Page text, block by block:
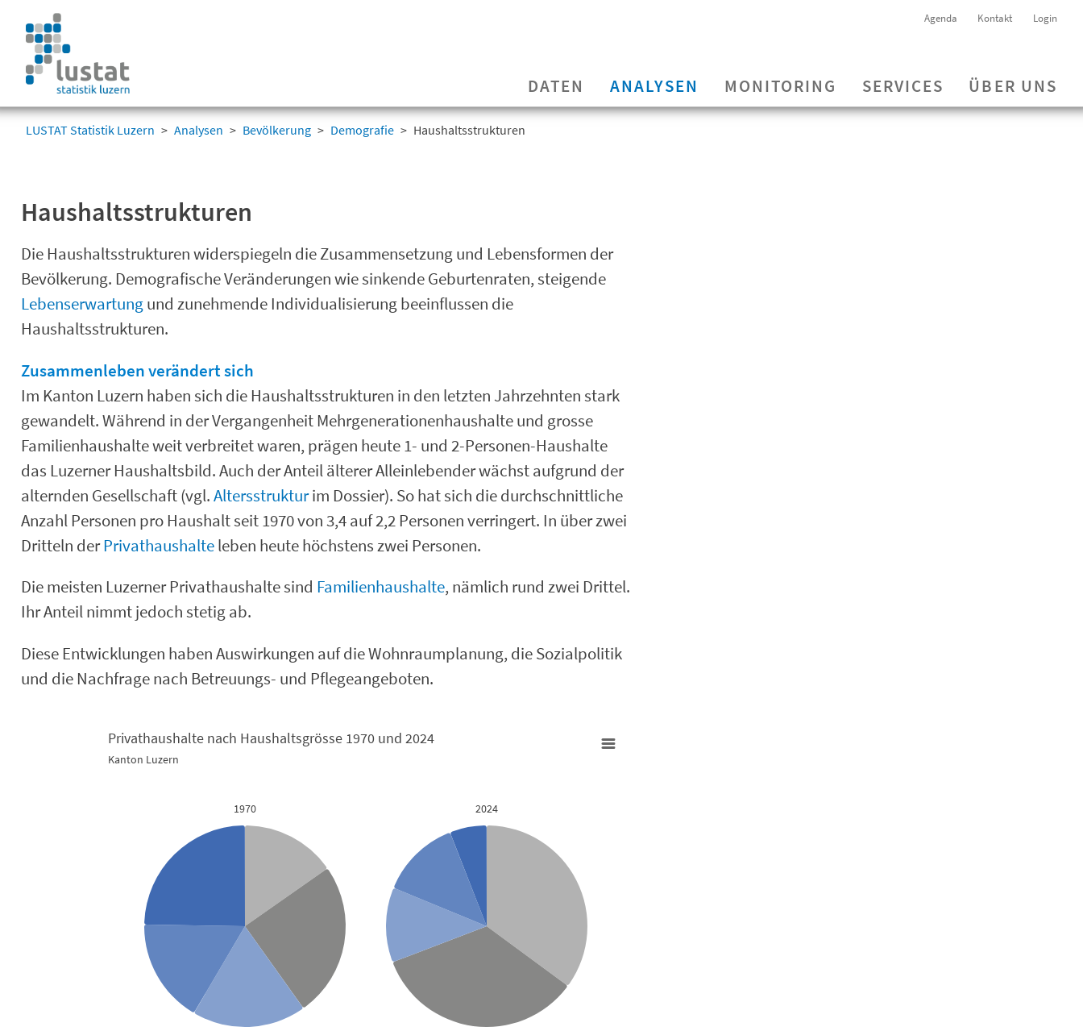
Agenda Kontakt Login
DATEN ANALYSEN MONITORING SERVICES ÜBER UNS
LUSTAT Statistik Luzern Analysen Bevölkerung Demografie Haushaltsstrukturen
Haushaltsstrukturen
Die Haushaltsstrukturen widerspiegeln die Zusammensetzung und Lebensformen der
Bevölkerung. Demografische Veränderungen wie sinkende Geburtenraten, steigende
Lebenserwartungund zunehmende Individualisierung beeinflussen die
Haushaltsstrukturen.
Zusammenleben verändert sich
Im Kanton Luzern haben sich die Haushaltsstrukturen in den letzten Jahrzehnten stark
gewandelt. Während in der Vergangenheit Mehrgenerationenhaushalte und grosse
Familienhaushalte weit verbreitet waren, prägen heute 1- und 2-Personen-Haushalte
das Luzerner Haushaltsbild. Auch der Anteil älterer Alleinlebender wächst aufgrund der
alternden Gesellschaft (vgl.Altersstrukturim Dossier). So hat sich die durchschnittliche
Anzahl Personen pro Haushalt seit 1970 von 3,4 auf 2,2 Personen verringert. In über zwei
Dritteln derPrivathaushalteleben heute höchstens zwei Personen.
Die meisten Luzerner Privathaushalte sind Familienhaushalte, nämlich rund zwei Drittel.
Ihr Anteil nimmt jedoch stetig ab.
Diese Entwicklungen haben Auswirkungen auf die Wohnraumplanung, die Sozialpolitik
und die Nachfrage nach Betreuungs- und Pflegeangeboten.
View as data table, Privathaushalte nach Haushaltsgrösse 1970 und 2024
1970 2024
Privathaushalte nach Haushaltsgrösse 1970 und 2024
Kanton Luzern